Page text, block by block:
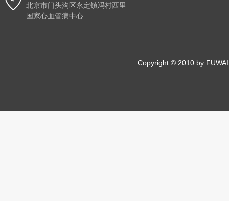
北京市门头沟区永定镇冯村西里
国家心血管病中心
Copyright © 2010 by